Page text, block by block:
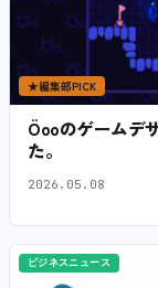
★編集部PICK
Öooのゲームデ
た。
2026.05.08
ビジネスニュース